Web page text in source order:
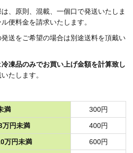
、原則、混載、一個口で発送いたしま
便料金を請求いたします。
送をご希望の場合は別途送料を頂戴い
冷凍品のみでお買い上げ金額を計算致し
たします。
満
300円
万円未満 400円
万円未満 600円